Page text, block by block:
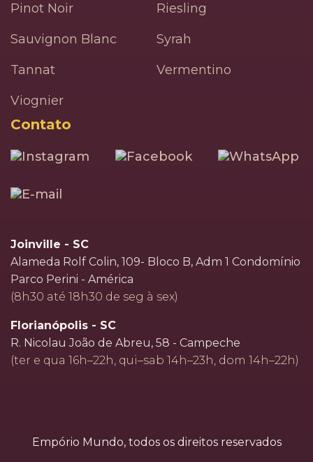
Pinot Noir
Riesling
Sauvignon Blanc
Syrah
Tannat
Vermentino
Viognier
Contato
Joinville - SC
Alameda Rolf Colin, 109- Bloco B, Adm 1 Condomínio
Parco Perini - América
(8h30 até 18h30 de seg à sex)
Florianópolis - SC
R. Nicolau João de Abreu, 58 - Campeche
(ter e qua 16h–22h, qui–sab 14h–23h, dom 14h–22h)
Empório Mundo, todos os direitos reservados